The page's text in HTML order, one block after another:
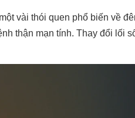
vài thói quen phổ biến về
thận mạn tính. Thay đổi lối